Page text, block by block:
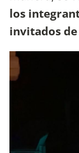
los
invitados